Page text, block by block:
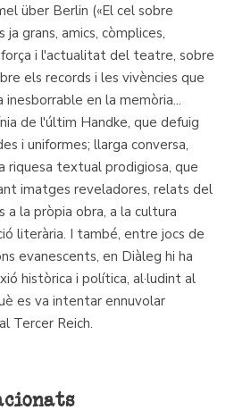
über Berlin («El cel sobre
ja grans, amics, còmplices,
i l'actualitat del teatre, sobre
els records i les vivències que
en la memòria...
de l'últim Handke, que defuig
i uniformes; llarga conversa,
riquesa textual prodigiosa, que
imatges reveladores, relats del
a la pròpia obra, a la cultura
literària. I també, entre jocs de
evanescents, en Diàleg hi ha
històrica i política, al·ludint al
es va intentar ennuvolar
Tercer Reich.